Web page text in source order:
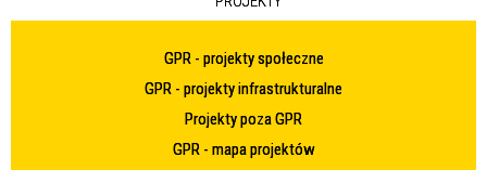
GPR - projekty społeczne
GPR - projekty infrastrukturalne
Projekty poza GPR
GPR - mapa projektów